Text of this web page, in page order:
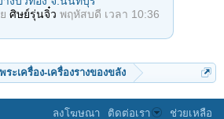
ศิษย์รุ่นจิ๋ว พฤหัสบดี เวลา 10:36
ระเครื่อง-เครื่องรางของขลัง
ลงโฆษณา ติดต่อเรา ช่วยเหลือ